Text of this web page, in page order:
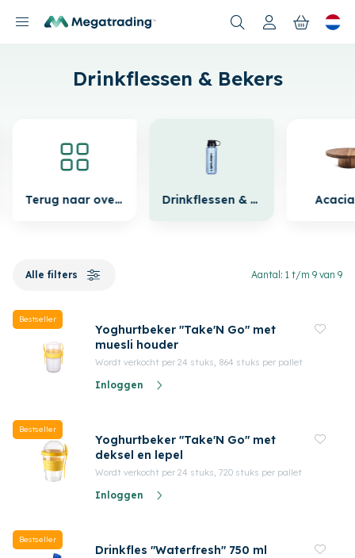
Nieuwe producten
Drinkflessen & Bekers
Terug naar overzicht Drinkflessen & Bekers
Alle filters Aantal: 1 t/m 9 van 9
Bestseller
Yoghurtbeker "Take'N Go" met
muesli houder
Wordt verkocht per 24 stuks, 864 stuks per pallet
Inloggen
Bestseller
Yoghurtbeker "Take'N Go" met
deksel en lepel
Wordt verkocht per 24 stuks, 720 stuks per pallet
Inloggen
Bestseller
Drinkfles "Waterfresh" 750 ml